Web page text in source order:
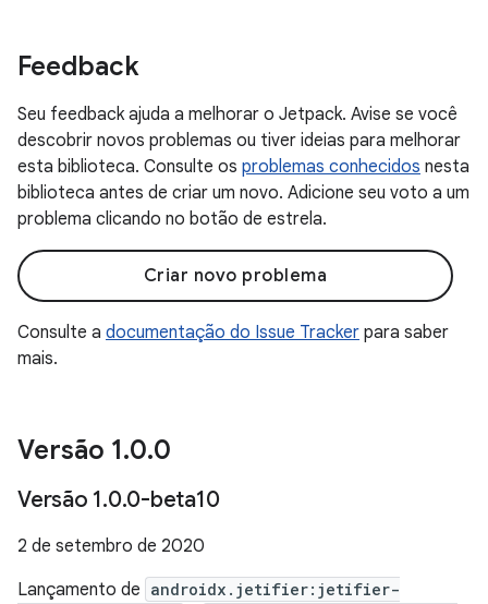
Feedback
Seu feedback ajuda a melhorar o Jetpack. Avise se você
descobrir novos problemas ou tiver ideias para melhorar
esta biblioteca. Consulte os problemas conhecidos nesta
biblioteca antes de criar um novo. Adicione seu voto a um
problema clicando no botão de estrela.
Criar novo problema
Consulte a documentação do Issue Tracker para saber
mais.
Versão 1.0.0
Versão 1.0.0-beta10
2 de setembro de 2020
Lançamento de androidx.jetifier:jetifier-